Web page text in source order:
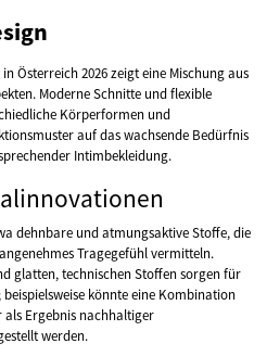
Österreich 2026 zeigt eine Mischung aus
Moderne Schnitte und flexible
Körperformen und
auf das wachsende Bedürfnis
Intimbekleidung.
dehnbare und atmungsaktive Stoffe, die
Tragegefühl vermitteln.
glatten, technischen Stoffen sorgen für
könnte eine Kombination
Ergebnis nachhaltiger
werden.